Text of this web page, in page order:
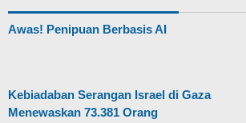
Awas! Penipuan Berbasis AI
Kebiadaban Serangan Israel di Gaza
Menewaskan 73.381 Orang